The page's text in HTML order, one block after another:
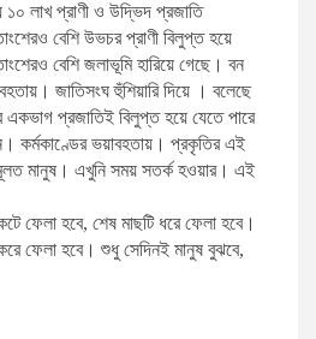
১০ লাখ প্রাণী ও উদ্ভিদ প্রজাতি
বেশি উভচর প্রাণী বিলুপ্ত হয়ে
বেশি জলাভূমি হারিয়ে গেছে। বন
জাতিসংঘ হুঁশিয়ারি দিয়ে । বলেছে
একভাগ প্রজাতিই বিলুপ্ত হয়ে যেতে পারে
কর্মকাণ্ডের ভয়াবহতায়। প্রকৃতির এই
মূলত মানুষ। এখুনি সময় সতর্ক হওয়ার। এই
ফেলা হবে, শেষ মাছটি ধরে ফেলা হবে।
ফেলা হবে। শুধু সেদিনই মানুষ বুঝবে,